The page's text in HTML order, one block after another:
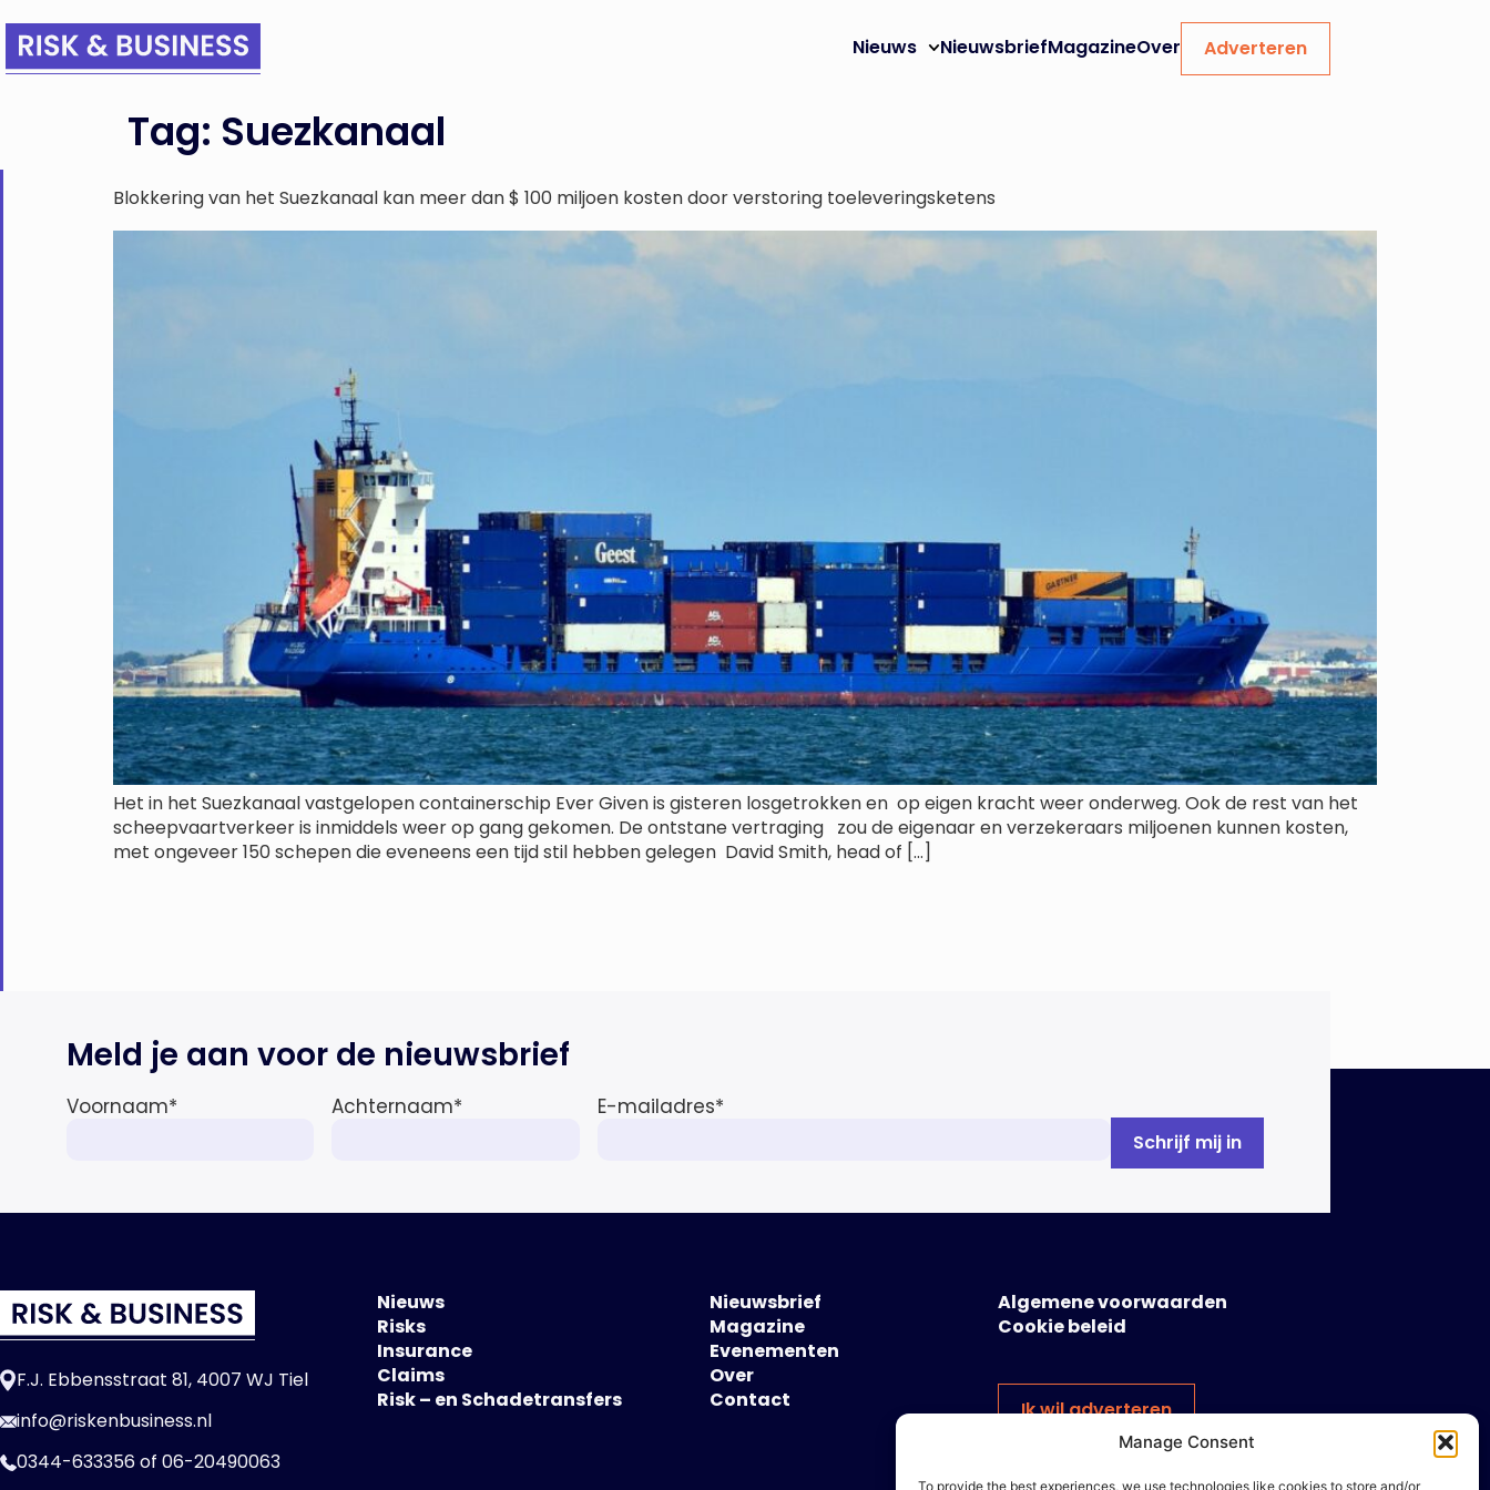
Manage Consent
To provide the best experiences, we use technologies like cookies to store and/or
Nieuws NieuwsbriefMagazineOver Adverteren
Tag: Suezkanaal
Blokkering van het Suezkanaal kan meer dan $ 100 miljoen kosten door verstoring toeleveringsketens
Het in het Suezkanaal vastgelopen containerschip Ever Given is gisteren losgetrokken en op eigen kracht weer onderweg. Ook de rest van het
scheepvaartverkeer is inmiddels weer op gang gekomen. De ontstane vertraging zou de eigenaar en verzekeraars miljoenen kunnen kosten,
met ongeveer 150 schepen die eveneens een tijd stil hebben gelegen David Smith, head of […]
Meld je aan voor de nieuwsbrief
Voornaam* Achternaam* E-mailadres*
F.J. Ebbensstraat 81, 4007 WJ Tiel
info@riskenbusiness.nl
0344-633356of 06-20490063
Nieuws
Risks
Insurance
Claims
Risk – en Schadetransfers
Nieuwsbrief
Magazine
Evenementen
Over
Contact
Algemene voorwaarden
Cookie beleid
Ik wil adverteren